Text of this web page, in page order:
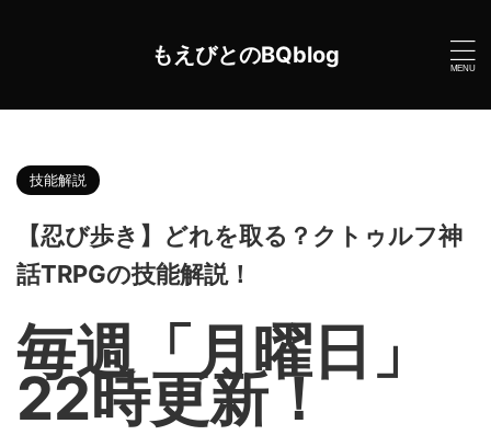
もえびとのBQblog
技能解説
【忍び歩き】どれを取る？クトゥルフ神
話TRPGの技能解説！
毎週「月曜日」
22時更新！